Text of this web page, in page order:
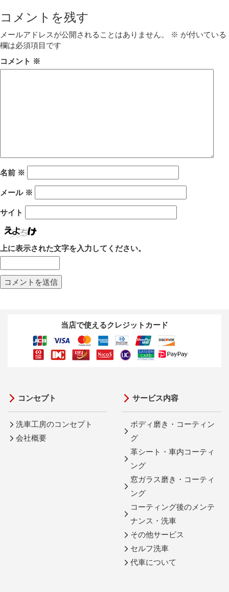
コメントを残す
メールアドレスが公開されることはありません。 ※ が付いている
欄は必須項目です
コメント ※
名前 ※
メール ※
サイト
上に表示された文字を入力してください。
当店で使えるクレジットカード
コンセプト
洗車工房のコンセプト
会社概要
サービス内容
ボディ磨き・コーティン
グ
革シート・車内コーティ
ング
窓ガラス磨き・コーティ
ング
コーティング後のメンテ
ナンス・洗車
その他サービス
セルフ洗車
代車について